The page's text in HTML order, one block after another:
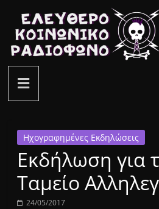
περιεχόμενο
ελεύθερο
κοινωνικό
ραδιόφωνο
1431AM
Ηχογραφημένες Εκδηλώσεις
Εκδήλωση για
Ταμείο
24/05/2017